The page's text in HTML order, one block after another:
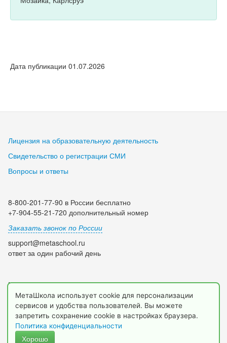
Дата публикации 01.07.2026
Лицензия на образовательную деятельность
Свидетельство о регистрации СМИ
Вопросы и ответы
8-800-201-77-90 в России бесплатно
+7-904-55-21-720 дополнительный номер
Заказать звонок по России
support@metaschool.ru
ответ за один рабочий день
Мы в социальных сетях:
МетаШкола использует cookie для персонализации
сервисов и удобства пользователей. Вы можете
запретить сохранение cookie в настройках браузера.
Политика конфиденциальности
Хорошо